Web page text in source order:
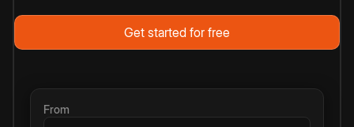
Get started for free
From